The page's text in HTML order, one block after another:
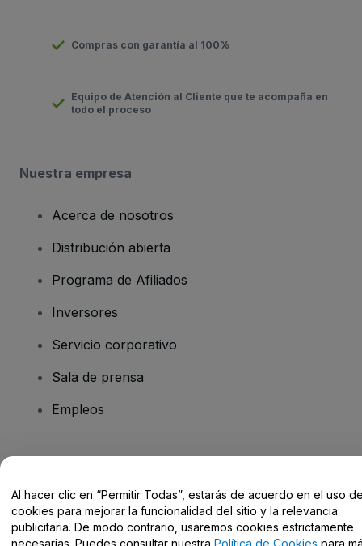
Compras con garantía al 100%
Equipo de Atención al Cliente que te acompaña en
todo el proceso
Nuestra empresa
Acerca de nosotros
Distribución abierta
Programa de Afiliados
Inversores
Servicio corporativo
Sala de prensa
Empleos
Centro de Ayuda / Contacto
Al hacer clic en “Permitir Todas”, estarás de acuerdo en el uso
cookies para mejorar la funcionalidad del sitio y la relevancia
publicitaria. De modo contrario, usaremos cookies estrictamente
necesarias. Puedes consultar nuestra Política de Cookies para